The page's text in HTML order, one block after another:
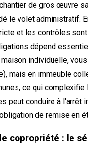
de gros œuvre
le volet administratif.
et les contrôles
dépend
maison individuelle,
mais en immeuble
ce qui complexifie
peut conduire à l'arrêt
de remise en
copropriété : le